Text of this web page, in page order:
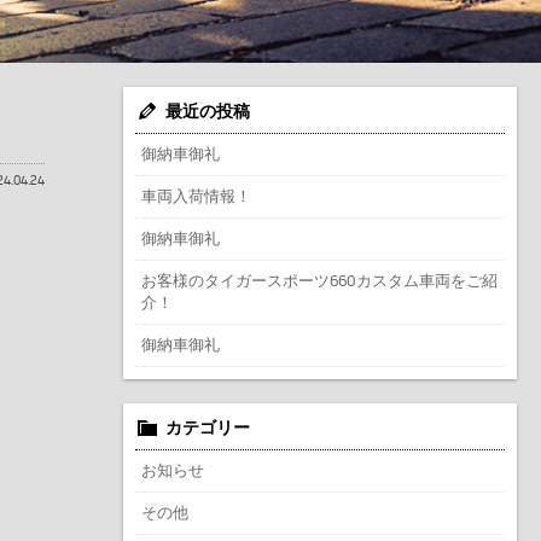
最近の投稿
御納車御礼
車両入荷情報！
御納車御礼
お客様のタイガースポーツ660カスタム車両をご紹
介！
御納車御礼
カテゴリー
お知らせ
その他